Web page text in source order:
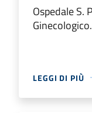
Ospedale S.
LEGGI DI PIÙ